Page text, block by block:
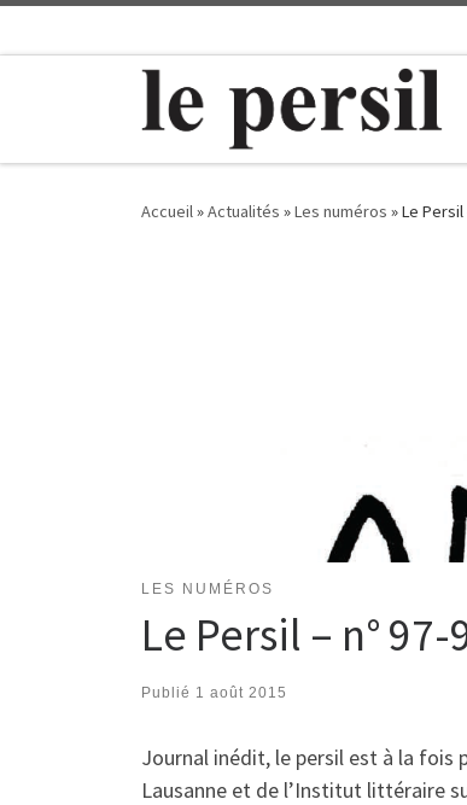
Accueil»Actualités »Les numéros »Le
LES NUMÉROS
Le Persil – n°
Publié 1 août 2015
Journal inédit, le persil est à la fois
Lausanne et de l’Institut littéraire